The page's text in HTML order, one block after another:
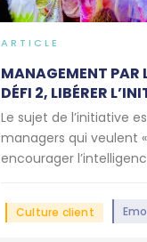
ARTICLE
MANAGEMENT PAR
DÉFI 2, LIBÉRER
Le sujet de l’initiative
managers qui veulent
encourager
Culture client